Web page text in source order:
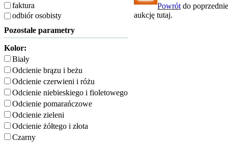
faktura
odbiór osobisty
Pozostałe parametry
Kolor:
Biały
Odcienie brązu i beżu
Odcienie czerwieni i różu
Odcienie niebieskiego i fioletowego
Odcienie pomarańczowe
Odcienie zieleni
Odcienie żółtego i złota
Czarny
Powrót do
aukcję tutaj.